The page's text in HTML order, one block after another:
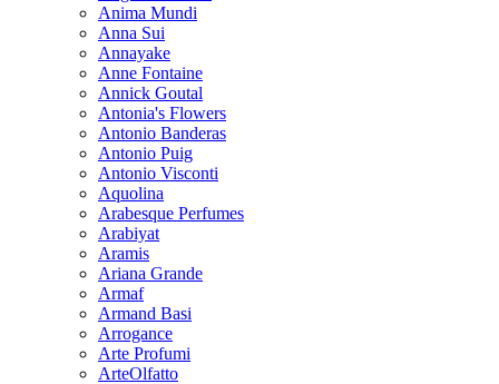
Anima Mundi
Anna Sui
Annayake
Anne Fontaine
Annick Goutal
Antonia's Flowers
Antonio Banderas
Antonio Puig
Antonio Visconti
Aquolina
Arabesque Perfumes
Arabiyat
Aramis
Ariana Grande
Armaf
Armand Basi
Arrogance
Arte Profumi
ArteOlfatto